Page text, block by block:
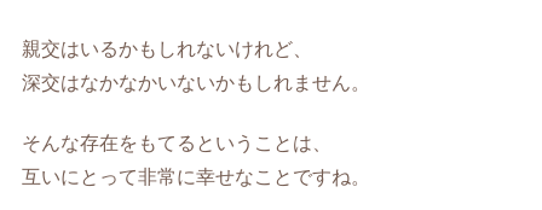
親交はいるかもしれないけれど、
深交はなかなかいないかもしれません。
そんな存在をもてるということは、
互いにとって非常に幸せなことですね。